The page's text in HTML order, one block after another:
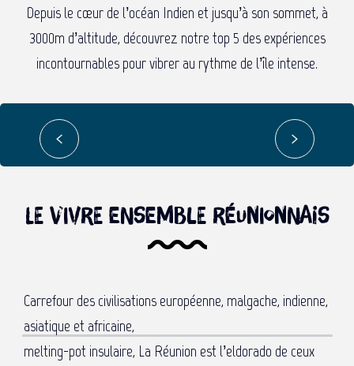
Depuis le cœur de l’océan Indien et jusqu’à son sommet, à
3000m d’altitude, découvrez notre top 5 des expériences
incontournables pour vibrer au rythme de l’île intense.
Rencontre avec les dauphins et
les baleines
OBSERVATION EN SNORKELING
Réserver
Le vivre ensemble réunionnais
Carrefour des civilisations européenne, malgache, indienne,
asiatique et africaine,
melting-pot insulaire, La Réunion est l’eldorado de ceux